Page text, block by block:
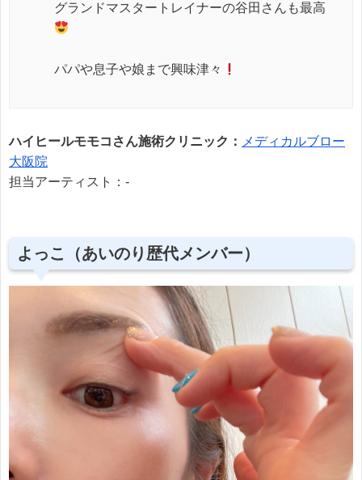
グランドマスタートレイナーの谷田さんも最高
パパや息子や娘まで興味津々
ハイヒールモモコさん施術クリニック： メディカルブロー
大阪院
担当アーティスト：-
よっこ（あいのり歴代メンバー）